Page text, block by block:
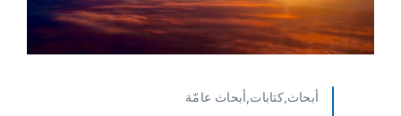
أبحاث,كتابات,أبحاث عامّة